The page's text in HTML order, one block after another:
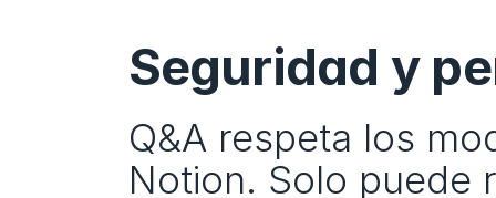
Seguridad y
Q&A respeta los
Notion. Solo puede